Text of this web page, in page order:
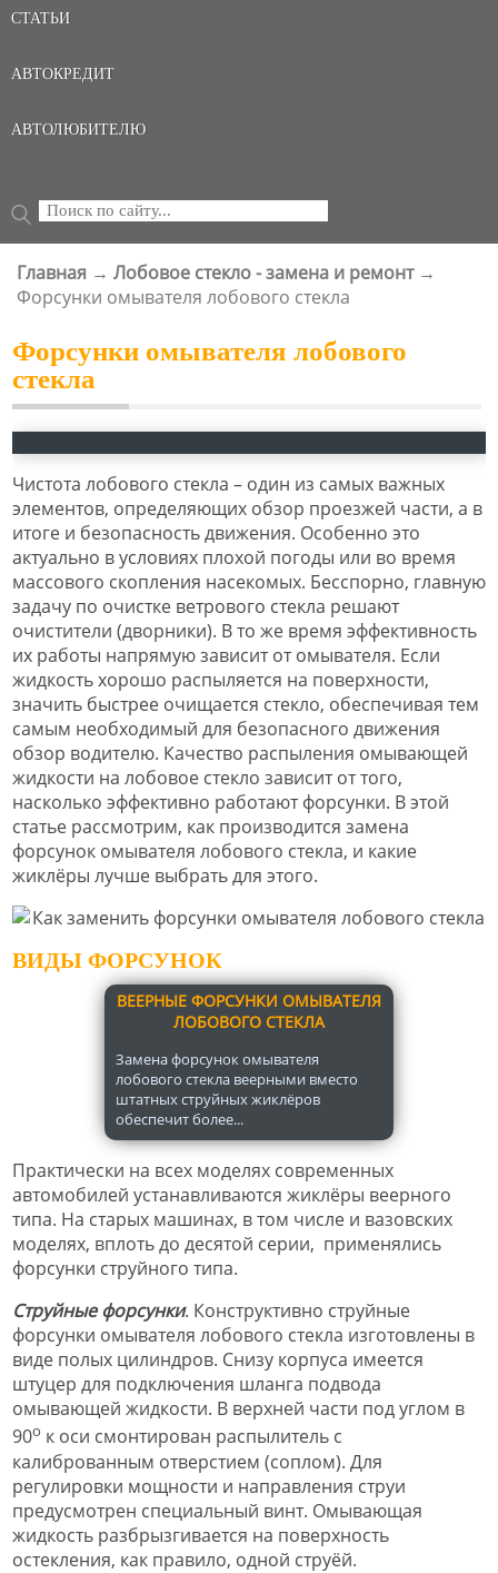
СТАТЬИ
АВТОКРЕДИТ
АВТОЛЮБИТЕЛЮ
ФОРМА ПОИСКА
Поиск
ВЫ ЗДЕСЬ
Главная → Лобовое стекло - замена и ремонт →
Форсунки омывателя лобового стекла
Форсунки омывателя лобового
стекла
Чистота лобового стекла – один из самых важных
элементов, определяющих обзор проезжей части, а в
итоге и безопасность движения. Особенно это
актуально в условиях плохой погоды или во время
массового скопления насекомых. Бесспорно, главную
задачу по очистке ветрового стекла решают
очистители (дворники). В то же время эффективность
их работы напрямую зависит от омывателя. Если
жидкость хорошо распыляется на поверхности,
значить быстрее очищается стекло, обеспечивая тем
самым необходимый для безопасного движения
обзор водителю. Качество распыления омывающей
жидкости на лобовое стекло зависит от того,
насколько эффективно работают форсунки. В этой
статье рассмотрим, как производится замена
форсунок омывателя лобового стекла, и какие
жиклёры лучше выбрать для этого.
ВИДЫ ФОРСУНОК
ВЕЕРНЫЕ ФОРСУНКИ ОМЫВАТЕЛЯ
ЛОБОВОГО СТЕКЛА
Замена форсунок омывателя
лобового стекла веерными вместо
штатных струйных жиклёров
обеспечит более...
Практически на всех моделях современных
автомобилей устанавливаются жиклёры веерного
типа. На старых машинах, в том числе и вазовских
моделях, вплоть до десятой серии, применялись
форсунки струйного типа.
Струйные форсунки. Конструктивно струйные
форсунки омывателя лобового стекла изготовлены в
виде полых цилиндров. Снизу корпуса имеется
штуцер для подключения шланга подвода
омывающей жидкости. В верхней части под углом в
90о к оси смонтирован распылитель с
калиброванным отверстием (соплом). Для
регулировки мощности и направления струи
предусмотрен специальный винт. Омывающая
жидкость разбрызгивается на поверхность
остекления, как правило, одной струёй.